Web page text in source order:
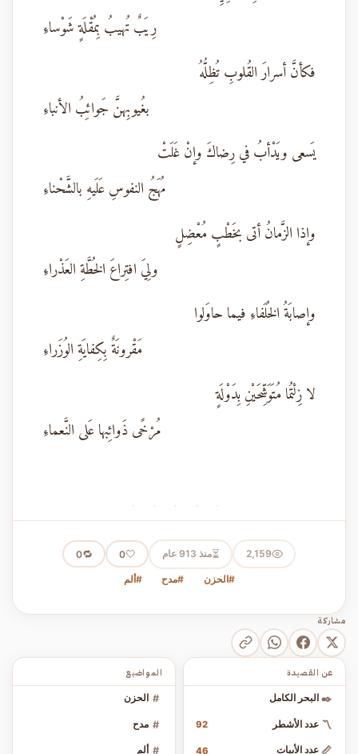
رِيَبٌ تُهيبُ بِمُقْلَةٍ شَوْساءِ
فكأنَّ أسرارَ القُلوبِ تُظِلُّهُ
بغُيوبِهنَّ جَوائِبُ الأنباءِ
يَسعى ويَدْأبُ في رِضاكَ وإنْ غَلَتْ
مُهَجُ النفوسِ عَلَيهِ بالشَّحْناءِ
وإذا الزَّمانُ أتى بخَطْبٍ مُعْضِلٍ
ولِيَ افتِراعَ الخُطَّةِ العَذْراءِ
وإصابَةُ الخُلَفاءِ فيما حاوَلوا
مَقْرونَةٌ بِكِفايَةِ الوُزَراءِ
لا زِلْتُما مُتَوَشِّحَيْنِ بِدَوْلَةٍ
مُرْخًى ذَوائِبها عَلى النَّعماءِ
· · · · ·
2,159
⏳منذ 913 عام 🤍
0
🔁
0
#الحزن #مدح #ألم
مشاركة
المواضيع
# الحزن
# مدح
# ألم
عن القصيدة
✒️ البحر الكامل
〽️ عدد الأشطر 92
📏 عدد الأبيات 46